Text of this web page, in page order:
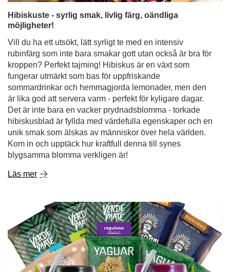
är lika god att servera varm - perfekt för kyligare dagar.
Det är inte bara en vacker prydnadsblomma - torkade
hibiskusblad är fyllda med värdefulla egenskaper och en
unik smak som älskas av människor över hela världen.
Kom in och upptäck hur kraftfull denna till synes
blygsamma blomma verkligen är!
Läs mer
Första stegen med yerba mate? Börja med 50 g prov!